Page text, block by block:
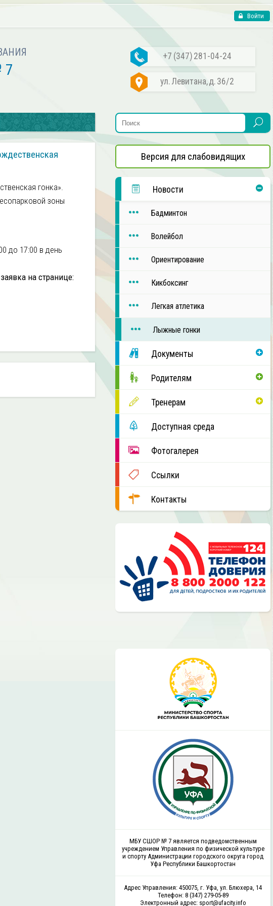
Войти
7
+7 (347) 281-04-24
ул. Левитана, д. 36/2
Версия для слабовидящих
Новости
Бадминтон
Волейбол
Ориентирование
Кикбоксинг
Легкая атлетика
Лыжные гонки
Документы
Родителям
Тренерам
Доступная среда
Фотогалерея
Ссылки
Контакты
МБУ СШОР № 7 является подведомственным
учреждением Управления по физической культуре
и спорту Администрации городского округа город
Уфа Республики Башкортостан
Адрес Управления: 450075, г. Уфа, ул. Блюхера, 14
Телефон: 8 (347) 279-05-89
Электронный адрес: sport@ufacity.info
гонка».
зоны
до 17:00 в день
на cтранице: